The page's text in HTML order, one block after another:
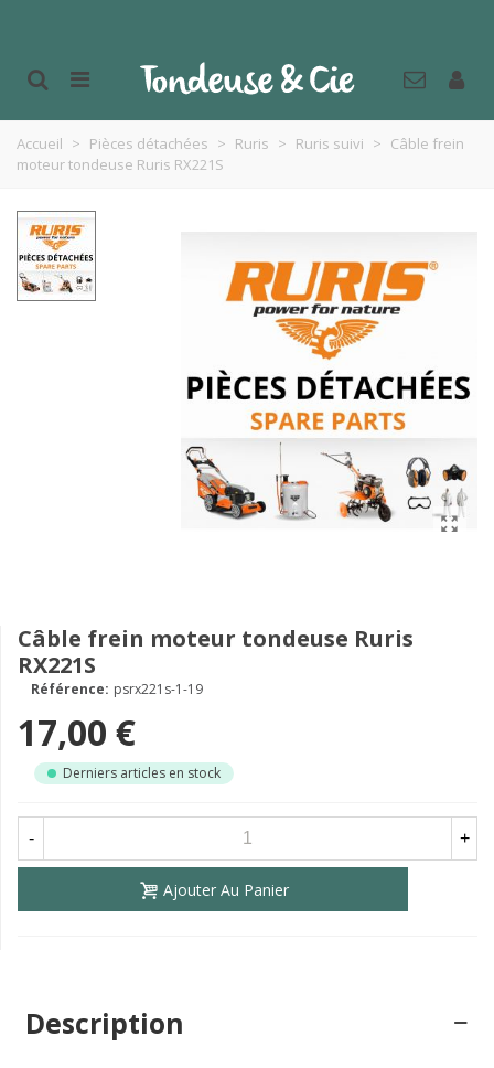
Accueil > Pièces détachées > Ruris > Ruris suivi > Câble frein
moteur tondeuse Ruris RX221S
Câble frein moteur tondeuse Ruris
RX221S
Référence: psrx221s-1-19
17,00 €
Derniers articles en stock
- +
Ajouter Au Panier
Description